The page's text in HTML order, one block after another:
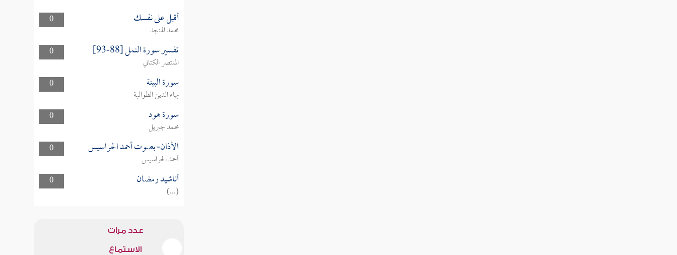
0 أقبل على نفسك
محمد المنجد
0
تفسير سورة النمل [88-93]
المنتصر الكتاني
0
سورة البينة
بهاء الدين الطوالبة
0
سورة هود
محمد جبريل
0
الأذان- بصوت أحمد الحراسيس
أحمد الحراسيس
0
أناشيد رمضان
(...)
عدد مرات
الاستماع